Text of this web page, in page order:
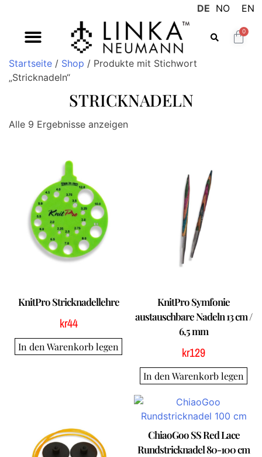
DE NO EN
0
Startseite / Shop / Produkte mit Stichwort
„Stricknadeln“
STRICKNADELN
Alle 9 Ergebnisse anzeigen
KnitPro Stricknadellehre
kr44
In den Warenkorb legen
KnitPro Symfonie
austauschbare Nadeln 13 cm /
6,5 mm
kr129
In den Warenkorb legen
ChiaoGoo SS Red Lace
Rundstricknadel 80-100 cm